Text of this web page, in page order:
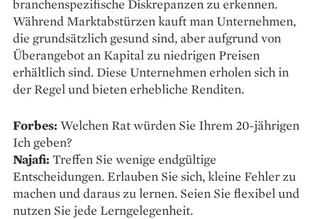
branchenspezifische Diskrepanzen zu erkennen.
Während Marktabstürzen kauft man Unternehmen,
die grundsätzlich gesund sind, aber aufgrund von
Überangebot an Kapital zu niedrigen Preisen
erhältlich sind. Diese Unternehmen erholen sich in
der Regel und bieten erhebliche Renditen.
Forbes: Welchen Rat würden Sie Ihrem 20-jährigen
Ich geben?
Najafi: Treffen Sie wenige endgültige
Entscheidungen. Erlauben Sie sich, kleine Fehler zu
machen und daraus zu lernen. Seien Sie flexibel und
nutzen Sie jede Lerngelegenheit.